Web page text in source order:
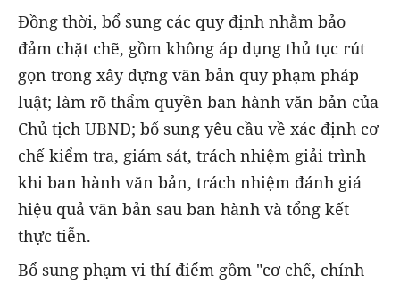
Đồng thời, bổ sung các quy định nhằm bảo
đảm chặt chẽ, gồm không áp dụng thủ tục rút
gọn trong xây dựng văn bản quy phạm pháp
luật; làm rõ thẩm quyền ban hành văn bản của
Chủ tịch UBND; bổ sung yêu cầu về xác định cơ
chế kiểm tra, giám sát, trách nhiệm giải trình
khi ban hành văn bản, trách nhiệm đánh giá
hiệu quả văn bản sau ban hành và tổng kết
thực tiễn.
Bổ sung phạm vi thí điểm gồm "cơ chế, chính